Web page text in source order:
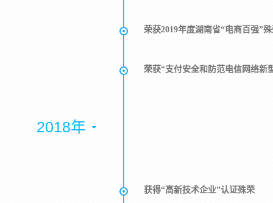
荣获2019年度湖南省“电商百强”
荣获“支付安全和防范电信网络新
2018年
获得“高新技术企业”认证殊荣